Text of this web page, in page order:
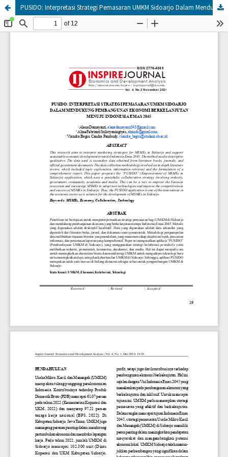
PUSIDO: Interpretasi Strategi Pemasaran UMKM Sidoarjo Dalam Mendukung Pembangunan Ekonomi Berkelanjutan Menuju Indonesia Emas 2045